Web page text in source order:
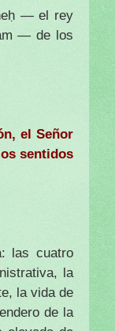
— el rey
— de los
el Señor
sentidos
las cuatro
la
la vida de
de la